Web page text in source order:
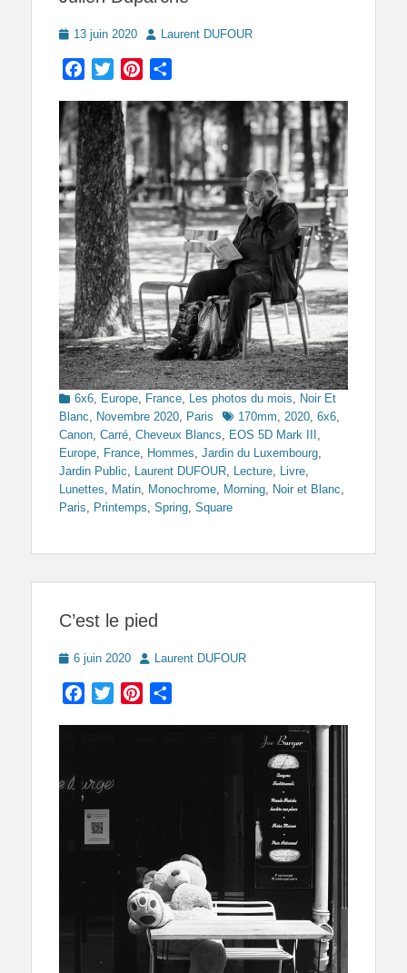
Posted
13 juin 2020 AuthorLaurent DUFOUR
Facebook
TwitterPinterest
Categories
6x6, Europe, France, Les photos du mois, Noir Et
Blanc, Novembre 2020, Paris Tags170mm, 2020, 6x6,
Canon, Carré, Cheveux Blancs, EOS 5D Mark III ,
Europe, France, Hommes, Jardin du Luxembourg,
Jardin Public, Laurent DUFOUR, Lecture, Livre,
Lunettes, Matin, Monochrome, Morning, Noir et Blanc,
Paris, Printemps, Spring, Square
C’est le pied
Posted
6 juin 2020 AuthorLaurent DUFOUR
Facebook
TwitterPinterest